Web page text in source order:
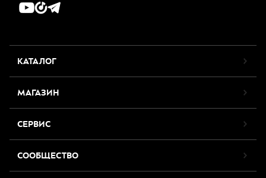
КАТАЛОГ
МАГАЗИН
СЕРВИС
СООБЩЕСТВО